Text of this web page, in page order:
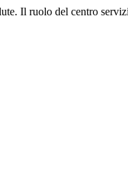
Il ruolo del centro